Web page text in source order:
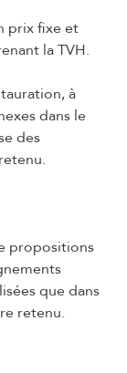
prix fixe et
la TVH.
à
dans le
des
propositions
que dans
retenu.